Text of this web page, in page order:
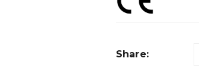
Share: